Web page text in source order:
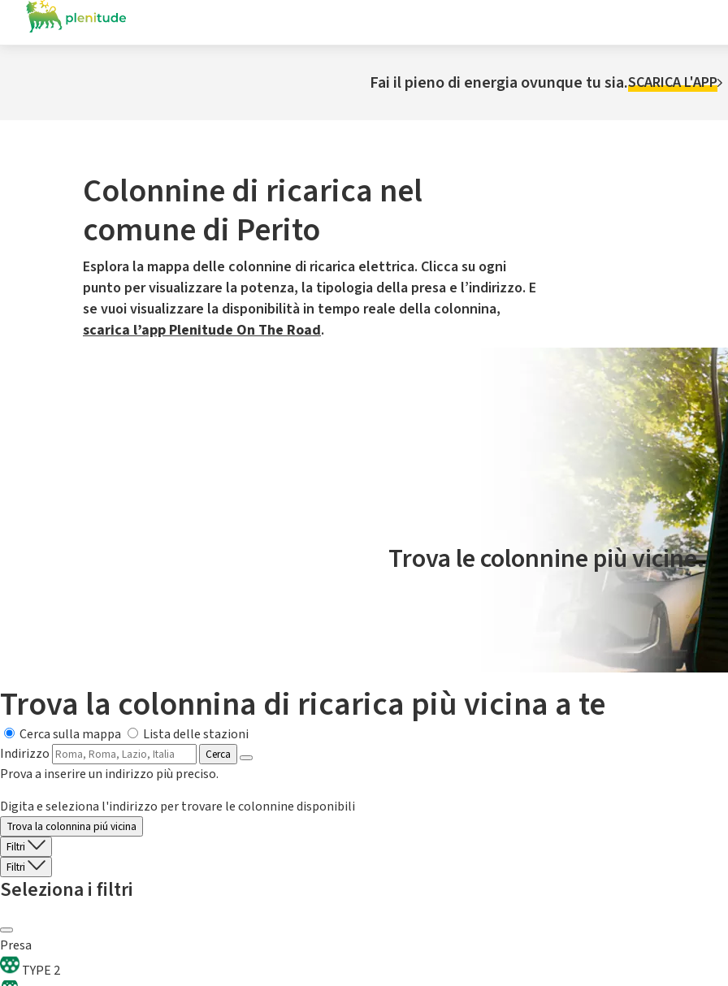
Fai il pieno di energia ovunque tu sia.SCARICA L'APP
Colonnine di ricarica nel
comune di Perito
Esplora la mappa delle colonnine di ricarica elettrica. Clicca su ogni
punto per visualizzare la potenza, la tipologia della presa e l’indirizzo. E
se vuoi visualizzare la disponibilità in tempo reale della colonnina,
scarica l’app Plenitude On The Road.
Il servizio di mobilità elettrica è gestito da Plenitude On The Road
Trova le colonnine più vicine.
Trova la colonnina di ricarica più vicina a te
Cerca sulla mappa
Lista delle stazioni
Indirizzo
Cerca
Prova a inserire un indirizzo più preciso.
Digita e seleziona l'indirizzo per trovare le colonnine disponibili
Trova la colonnina piú vicina
Filtri
Filtri
Seleziona i filtri
Presa
TYPE 2